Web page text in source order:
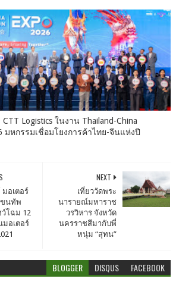
Logistics ในงาน Thailand-China
มหกรรมเชื่อมโยงการค้าไทย-จีนแห่งปี
NEXT
เที่ยววัดพระ
นารายณ์มหาราช
วรวิหาร จังหวัด
นครราชสีมากับพี่
หนุ่ม “สุทน”
อเตอร์
ขนทัพ
โฉม 12
มอเตอร์
BLOGGER DISQUS FACEBOOK